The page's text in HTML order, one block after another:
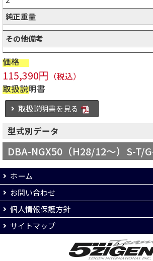
純正重量
その他備考
価格
115,390円 （税込）
取扱説明書
取扱説明書を見る
型式別データ
DBA-NGX50（H28/12～）S-T/
ホーム
お問い合わせ
個人情報保護方針
サイトマップ